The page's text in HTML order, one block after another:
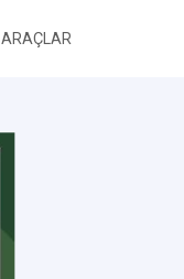
ARAÇLAR